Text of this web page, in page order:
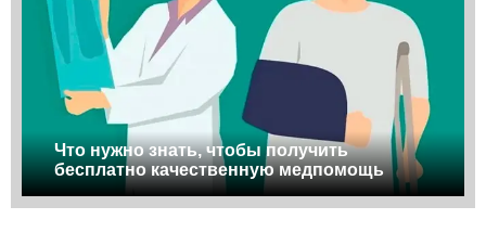
Что нужно знать, чтобы получить
бесплатно качественную медпомощь